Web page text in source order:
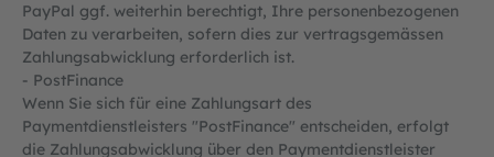
PayPal ggf. weiterhin berechtigt, Ihre personenbezogenen
Daten zu verarbeiten, sofern dies zur vertragsgemässen
Zahlungsabwicklung erforderlich ist.
- PostFinance
Wenn Sie sich für eine Zahlungsart des
Paymentdienstleisters "PostFinance" entscheiden, erfolgt
die Zahlungsabwicklung über den Paymentdienstleister